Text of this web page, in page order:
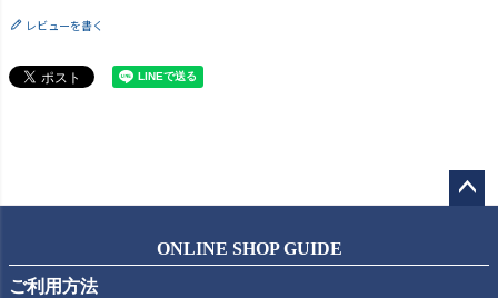
レビューを書く
ップ
ONLINE SHOP GUIDE
ご利用方法